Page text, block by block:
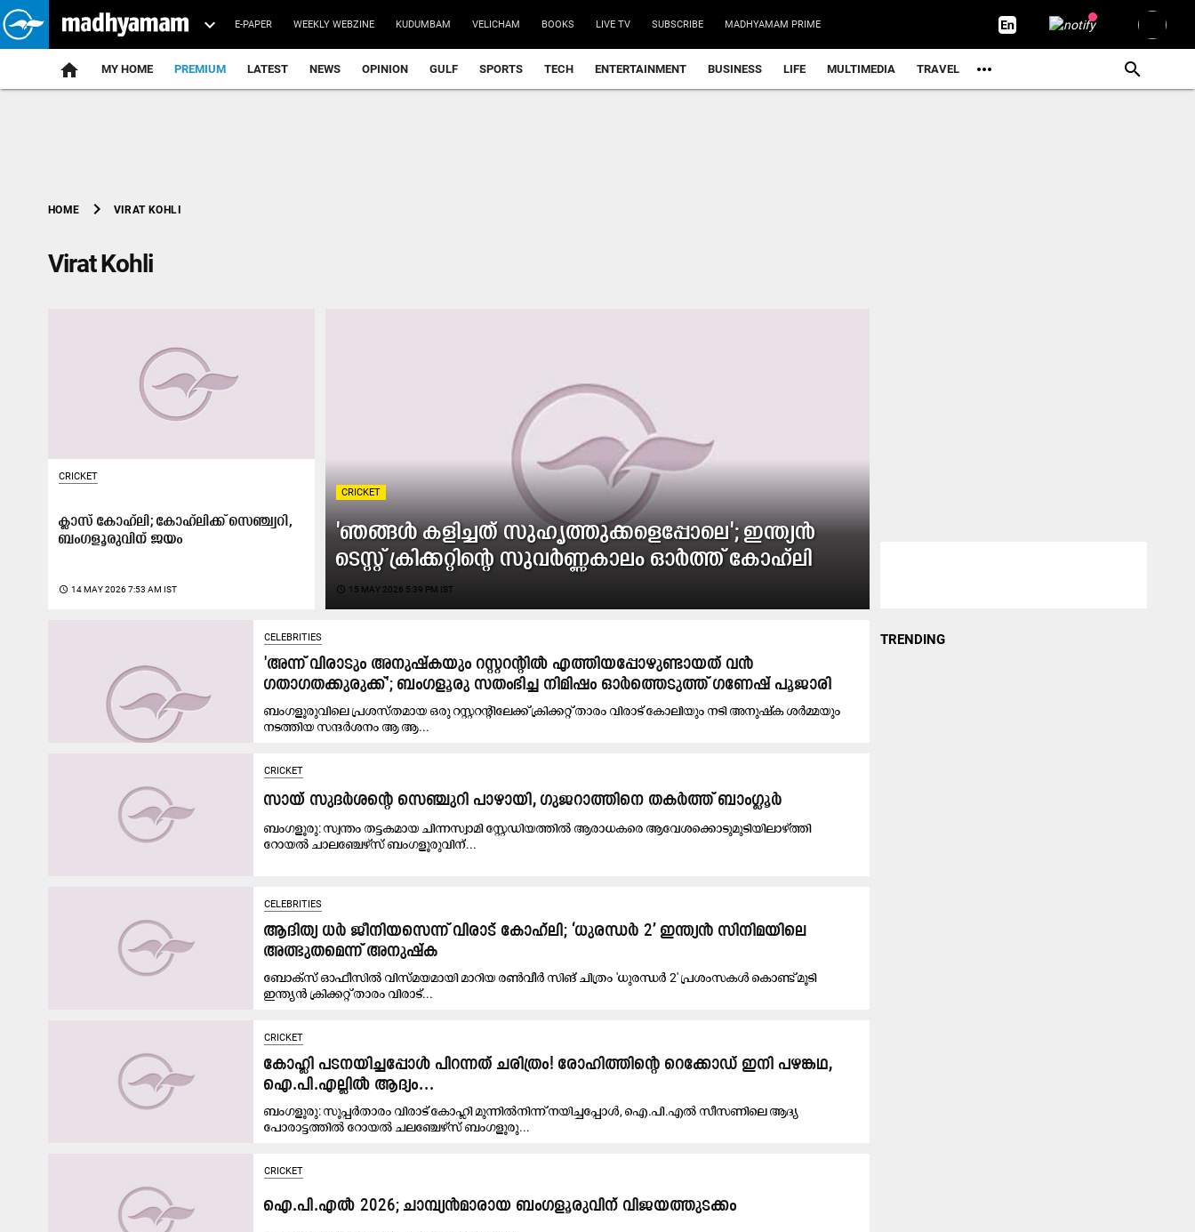
E-PAPER WEEKLY WEBZINE KUDUMBAM VELICHAM BOOKS LIVE TV SUBSCRIBE MADHYAMAM PRIME
home MY HOME PREMIUM LATEST NEWS OPINION GULF SPORTS TECH ENTERTAINMENT BUSINESS LIFE MULTIMEDIA TRAVEL
HOME chevron_right VIRAT KOHLI
Virat Kohli
CRICKET
'ഞങ്ങൾ കളിച്ചത് സുഹൃത്തുക്കളെപ്പോലെ'; ഇന്ത്യൻ
ടെസ്റ്റ് ക്രിക്കറ്റിന്റെ സുവർണ്ണകാലം ഓർത്ത് കോഹ്‌ലി
access_time 15 MAY 2026 5:39 PM IST
CRICKET
ക്ലാസ് കോഹ്‍ലി; കോഹ്‍ലിക്ക് സെഞ്ച്വറി,
ബംഗളൂരുവിന് ജയം
access_time 14 MAY 2026 7:53 AM IST
CELEBRITIES
'അന്ന് വിരാടും അനുഷ്കയും റസ്റ്ററന്റിൽ എത്തിയപ്പോഴുണ്ടായത് വൻ
ഗതാഗതക്കുരുക്ക്'; ബംഗളൂരു സതംഭിച്ച നിമിഷം ഓർത്തെടുത്ത് ഗണേഷ് പൂജാരി
ബംഗളൂരുവിലെ പ്രശസ്തമായ ഒരു റസ്റ്ററന്റിലേക്ക് ക്രിക്കറ്റ് താരം വിരാട് കോലിയും നടി അനുഷ്ക ശർമ്മയും
നടത്തിയ സന്ദർശനം ആ ആ...
CRICKET
സായ് സുദർശന്റെ സെഞ്ചുറി പാഴായി, ഗുജറാത്തിനെ തകർത്ത് ബാംഗ്ലൂർ
ബംഗളൂരു: സ്വന്തം തട്ടകമായ ചിന്നസ്വാമി സ്റ്റേഡിയത്തിൽ ആരാധകരെ ആവേശക്കൊടുമുടിയിലാഴ്ത്തി
റോയൽ ചാലഞ്ചേഴ്സ് ബംഗളൂരുവിന്...
CELEBRITIES
ആദിത്യ ധർ ജീനിയസെന്ന് വിരാട് കോഹ്‌ലി; ‘ധുരന്ധർ 2’ ഇന്ത്യൻ സിനിമയിലെ
അത്ഭുതമെന്ന് അനുഷ്ക
ബോക്സ് ഓഫീസിൽ വിസ്മയമായി മാറിയ രൺവീർ സിങ് ചിത്രം 'ധുരന്ധർ 2' പ്രശംസകൾ കൊണ്ട് മൂടി
ഇന്ത്യൻ ക്രിക്കറ്റ് താരം വിരാട്...
CRICKET
കോഹ്ലി പടനയിച്ചപ്പോൾ പിറന്നത് ചരിത്രം! രോഹിത്തിന്‍റെ റെക്കോഡ് ഇനി പഴങ്കഥ,
ഐ.പി.എല്ലിൽ ആദ്യം...
ബംഗളൂരു: സൂപ്പർതാരം വിരാട് കോഹ്ലി മുന്നിൽനിന്ന് നയിച്ചപ്പോൾ, ഐ.പി.എൽ സീസണിലെ ആദ്യ
പോരാട്ടത്തിൽ റോയൽ ചലഞ്ചേഴ്സ് ബംഗളൂരു...
CRICKET
ഐ.പി.എൽ 2026; ചാമ്പ്യൻമാരായ ബംഗളൂരുവിന് വിജയത്തുടക്കം
TRENDING